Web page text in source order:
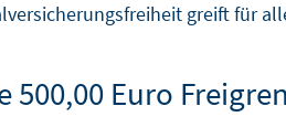
greift für
Euro